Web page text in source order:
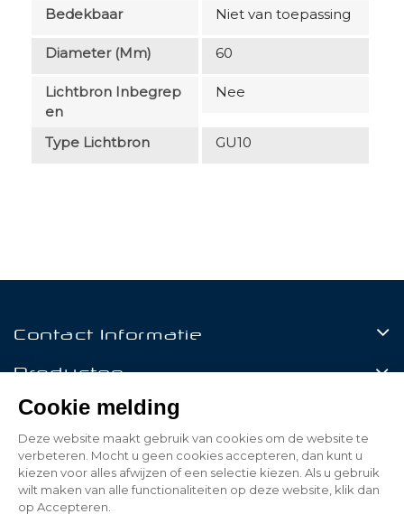
Bedekbaar Niet van toepassing
Diameter (mm) 60
Lichtbron Inbegrep
En
Nee
Type Lichtbron GU10
Contact Informatie
Producten
Klantenservice
Mijn Account
Cookie melding
Deze website maakt gebruik van cookies om de website te
verbeteren. Mocht u geen cookies accepteren, dan kunt u
kiezen voor alles afwijzen of een selectie kiezen. Als u gebruik
wilt maken van alle functionaliteiten op deze website, klik dan
op Accepteren.